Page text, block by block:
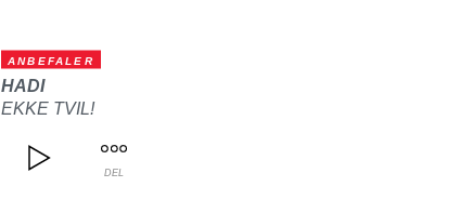
ANBEFALER
HADI
EKKE TVIL!
DEL